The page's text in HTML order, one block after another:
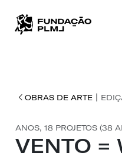
OBRAS DE ARTE|
ANOS, 18 PROJETOS (38
VENTO =